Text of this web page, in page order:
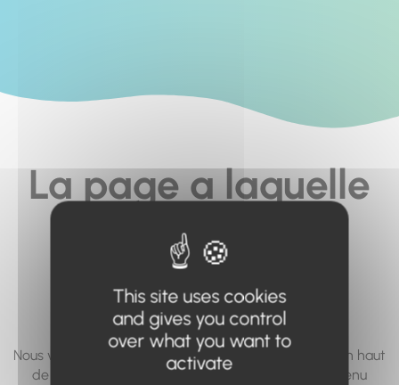
La page a laquelle
vous cherchez à
accéder n'existe
pas... ou plus.
Nous vous invitons à utiliser le moteur de recherche en haut
de page, ou à utiliser le menu pour trouver le contenu
This site uses cookies
and gives you control
over what you want to
activate